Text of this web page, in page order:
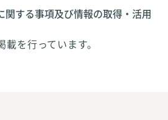
関する事項及び情報の取得・活用
を行っています。